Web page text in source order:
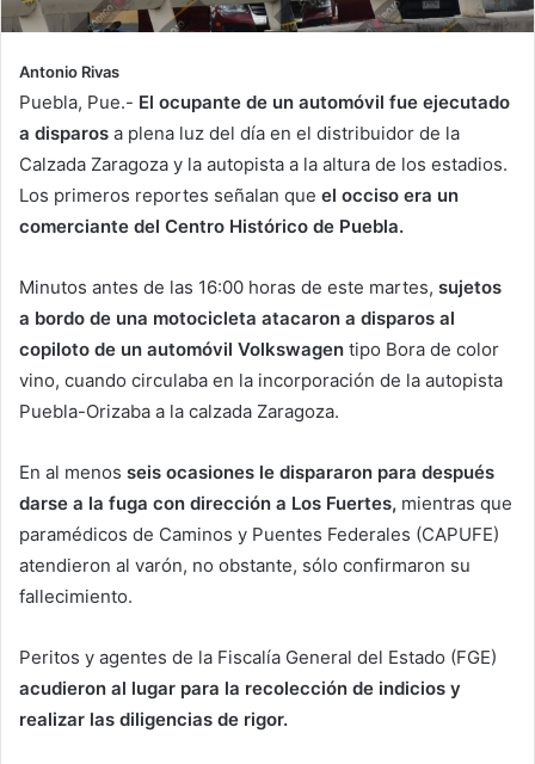
Antonio Rivas
Puebla, Pue.- El ocupante de un automóvil fue ejecutado
a disparos a plena luz del día en el distribuidor de la
Calzada Zaragoza y la autopista a la altura de los estadios.
Los primeros reportes señalan que el occiso era un
comerciante del Centro Histórico de Puebla.
Minutos antes de las 16:00 horas de este martes, sujetos
a bordo de una motocicleta atacaron a disparos al
copiloto de un automóvil Volkswagen tipo Bora de color
vino, cuando circulaba en la incorporación de la autopista
Puebla-Orizaba a la calzada Zaragoza.
En al menos seis ocasiones le dispararon para después
darse a la fuga con dirección a Los Fuertes, mientras que
paramédicos de Caminos y Puentes Federales (CAPUFE)
atendieron al varón, no obstante, sólo confirmaron su
fallecimiento.
Peritos y agentes de la Fiscalía General del Estado (FGE)
acudieron al lugar para la recolección de indicios y
realizar las diligencias de rigor.